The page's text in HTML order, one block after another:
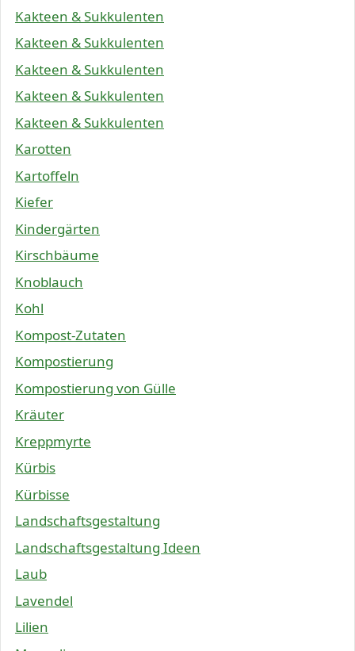
Kakteen & Sukkulenten
Kakteen & Sukkulenten
Kakteen & Sukkulenten
Kakteen & Sukkulenten
Kakteen & Sukkulenten
Karotten
Kartoffeln
Kiefer
Kindergärten
Kirschbäume
Knoblauch
Kohl
Kompost-Zutaten
Kompostierung
Kompostierung von Gülle
Kräuter
Kreppmyrte
Kürbis
Kürbisse
Landschaftsgestaltung
Landschaftsgestaltung Ideen
Laub
Lavendel
Lilien